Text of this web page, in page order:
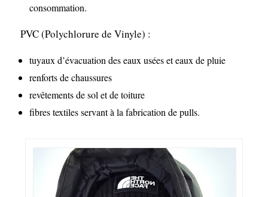
consommation.
PVC (Polychlorure de Vinyle) :
tuyaux d’évacuation des eaux usées et eaux de pluie
renforts de chaussures
revêtements de sol et de toiture
fibres textiles servant à la fabrication de pulls.